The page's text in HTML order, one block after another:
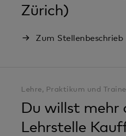
Zürich)
Zum Stellenbeschrieb
Lehre, Praktikum und
Du willst mehr
Lehrstelle